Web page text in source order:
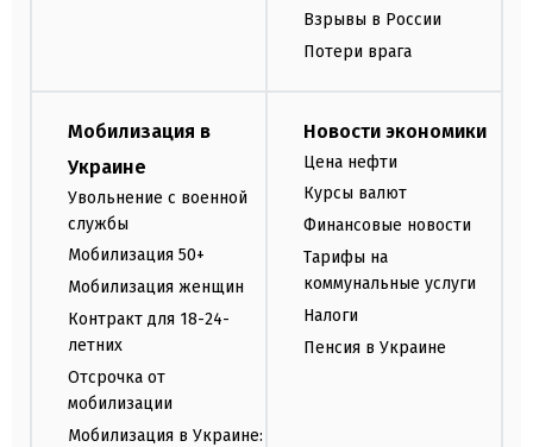
Взрывы в России
Потери врага
Мобилизация в
Украине
Увольнение с военной
службы
Мобилизация 50+
Мобилизация женщин
Контракт для 18-24-
летних
Отсрочка от
мобилизации
Мобилизация в Украине:
Новости экономики
Цена нефти
Курсы валют
Финансовые новости
Тарифы на
коммунальные услуги
Налоги
Пенсия в Украине